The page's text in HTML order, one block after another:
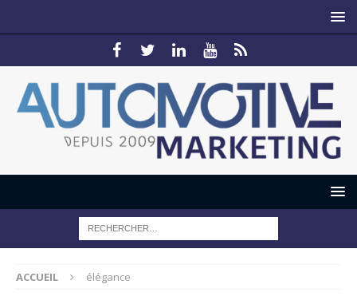
ACCUEIL élégance